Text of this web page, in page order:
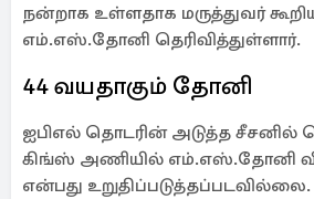
நன்றாக உள்ளதாக மருத்துவர்
எம்.எஸ்.தோனி தெரிவித்துள்ளார்.
44 வயதாகும் தோனி
ஐபிஎல் தொடரின் அடுத்த சீசனில்
கிங்ஸ் அணியில் எம்.எஸ்.தோனி
என்பது உறுதிப்படுத்தப்படவில்லை.